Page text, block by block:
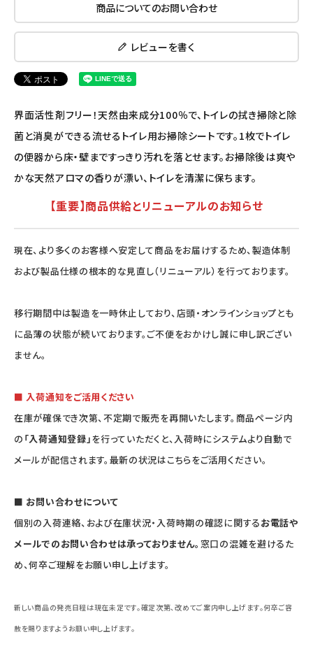
アルモニベルツ
コラム・スタッフのおすすめ
ご利用ガイド等
ようこそ ゲスト 様
meeting_room ログイン person 会員登録
商品についてのお問い合わせ
レビューを書く
界面活性剤フリー！天然由来成分100％で、トイレの拭き掃除と除
菌と消臭ができる流せるトイレ用お掃除シートです。1枚でトイレ
の便器から床・壁まですっきり汚れを落とせます。お掃除後は爽や
かな天然アロマの香りが漂い、トイレを清潔に保ちます。
【重要】商品供給とリニューアルのお知らせ
現在、より多くのお客様へ安定して商品をお届けするため、製造体制
および製品仕様の根本的な見直し（リニューアル）を行っております。
移行期間中は製造を一時休止しており、店頭・オンラインショップとも
に品薄の状態が続いております。ご不便をおかけし誠に申し訳ござい
ません。
■ 入荷通知をご活用ください
在庫が確保でき次第、不定期で販売を再開いたします。商品ページ内
の 「入荷通知登録」を行っていただくと、入荷時にシステムより自動で
メールが配信されます。最新の状況はこちらをご活用ください。
■ お問い合わせについて
個別の入荷連絡、および在庫状況・入荷時期の確認に関するお電話や
メールでのお問い合わせは承っておりません。 窓口の混雑を避けるた
め、何卒ご理解をお願い申し上げます。
新しい商品の発売日程は現在未定です。確定次第、改めてご案内申し上げます。何卒ご容
赦を賜りますようお願い申し上げます。